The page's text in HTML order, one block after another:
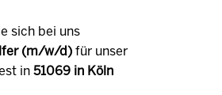
sich bei uns
(m/w/d) für unser
in 51069 in Köln